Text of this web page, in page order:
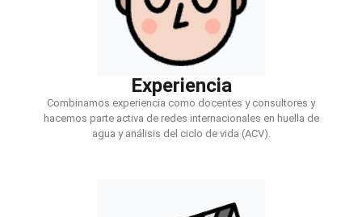
Experiencia
Combinamos experiencia como docentes y consultores y
hacemos parte activa de redes internacionales en huella de
agua y análisis del ciclo de vida (ACV).